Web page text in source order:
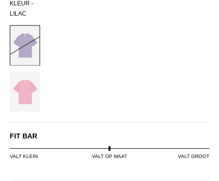
KLEUR -
LILAC
FIT BAR
VALT KLEIN VALT OP MAAT VALT GROOT